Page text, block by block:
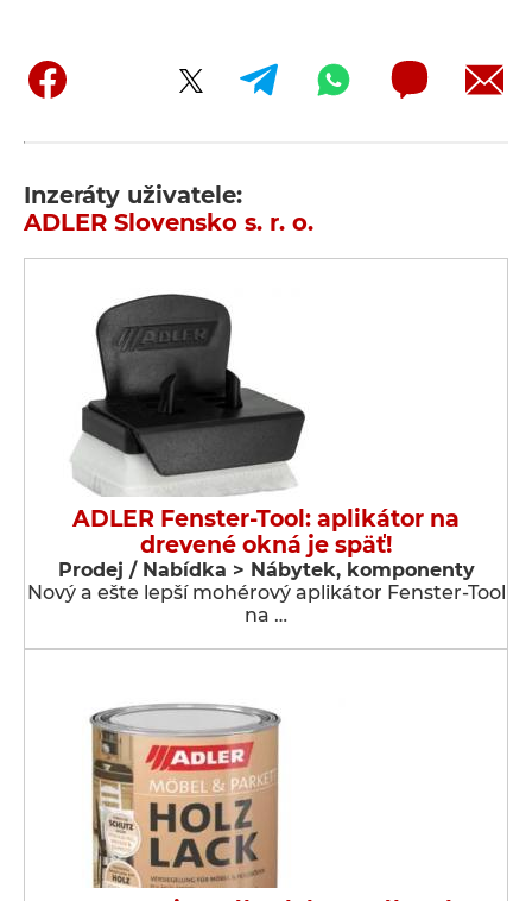
Inzeráty uživatele:
ADLER Slovensko s. r. o.
ADLER Fenster-Tool: aplikátor na
drevené okná je späť!
Prodej / Nabídka > Nábytek, komponenty
Nový a ešte lepší mohérový aplikátor Fenster-Tool
na …